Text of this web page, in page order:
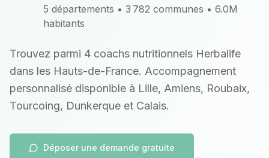
5 départements • 3 782 communes • 6.0M
habitants
Trouvez parmi 4 coachs nutritionnels Herbalife
dans les Hauts-de-France. Accompagnement
personnalisé disponible à Lille, Amiens, Roubaix,
Tourcoing, Dunkerque et Calais.
Déposer une demande gratuite